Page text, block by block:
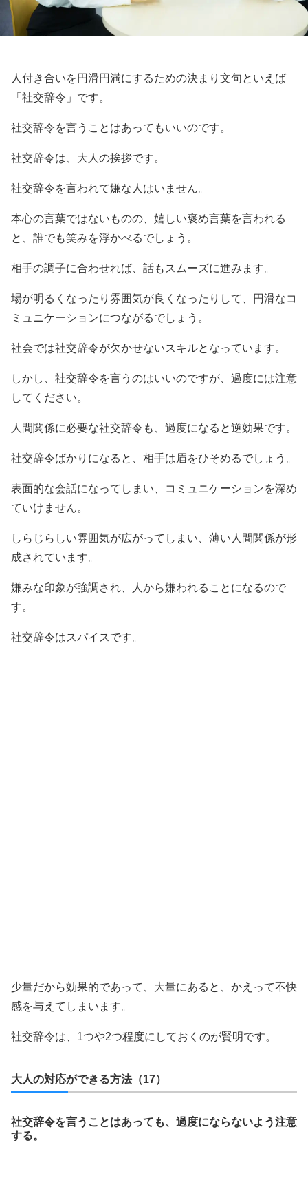
人付き合いを円滑円満にするための決まり文句といえば
「社交辞令」です。
社交辞令を言うことはあってもいいのです。
社交辞令は、大人の挨拶です。
社交辞令を言われて嫌な人はいません。
本心の言葉ではないものの、嬉しい褒め言葉を言われる
と、誰でも笑みを浮かべるでしょう。
相手の調子に合わせれば、話もスムーズに進みます。
場が明るくなったり雰囲気が良くなったりして、円滑なコ
ミュニケーションにつながるでしょう。
社会では社交辞令が欠かせないスキルとなっています。
しかし、社交辞令を言うのはいいのですが、過度には注意
してください。
人間関係に必要な社交辞令も、過度になると逆効果です。
社交辞令ばかりになると、相手は眉をひそめるでしょう。
表面的な会話になってしまい、コミュニケーションを深め
ていけません。
しらじらしい雰囲気が広がってしまい、薄い人間関係が形
成されています。
嫌みな印象が強調され、人から嫌われることになるので
す。
社交辞令はスパイスです。
少量だから効果的であって、大量にあると、かえって不快
感を与えてしまいます。
社交辞令は、1つや2つ程度にしておくのが賢明です。
大人の対応ができる方法（17）
社交辞令を言うことはあっても、過度にならないよう注意
する。